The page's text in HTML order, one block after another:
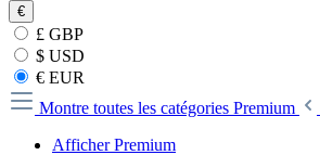
€
£ GBP
$ USD
€ EUR
Montre toutes les catégories Premium
Afficher Premium